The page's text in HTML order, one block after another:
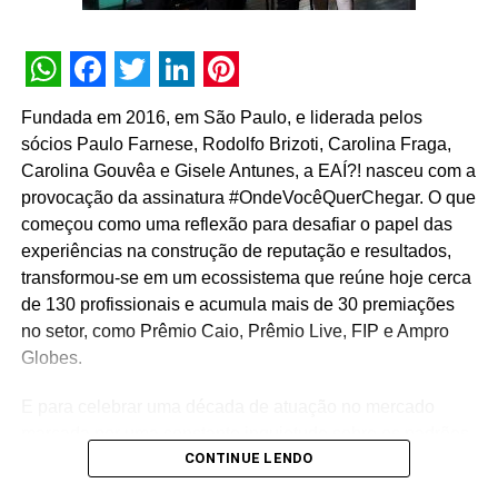
WhatsApp
Facebook
Twitter
LinkedIn
Pinterest
Fundada em 2016, em São Paulo, e liderada pelos
sócios Paulo Farnese, Rodolfo Brizoti, Carolina Fraga,
Carolina Gouvêa e Gisele Antunes, a EAÍ?! nasceu com a
provocação da assinatura #OndeVocêQuerChegar. O que
começou como uma reflexão para desafiar o papel das
experiências na construção de reputação e resultados,
transformou-se em um ecossistema que reúne hoje cerca
de 130 profissionais e acumula mais de 30 premiações
no setor, como Prêmio Caio, Prêmio Live, FIP e Ampro
Globes.
do live marketing e da comunicação corporativa, a
CONTINUE LENDO